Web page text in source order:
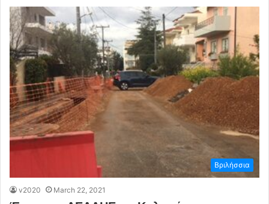
Βριλήσσια
v2020 March 22, 2021